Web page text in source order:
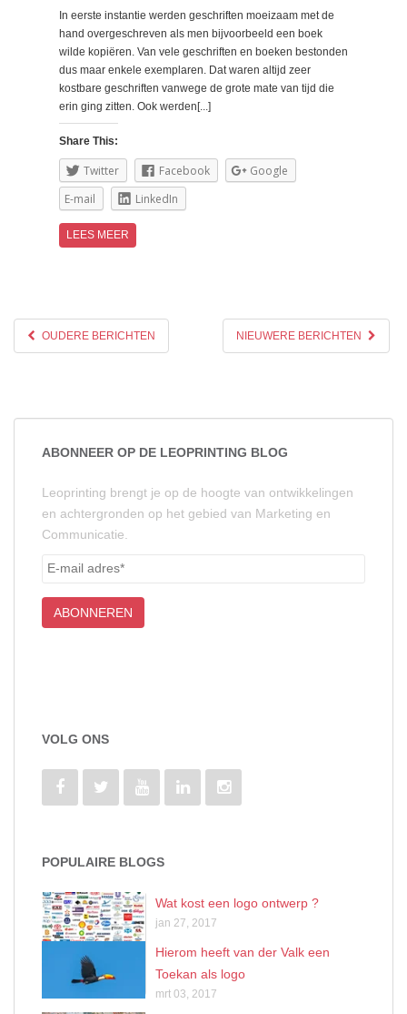
In eerste instantie werden geschriften moeizaam met de
hand overgeschreven als men bijvoorbeeld een boek
wilde kopiëren. Van vele geschriften en boeken bestonden
dus maar enkele exemplaren. Dat waren altijd zeer
kostbare geschriften vanwege de grote mate van tijd die
erin ging zitten. Ook werden[...]
Share This:
Twitter Facebook
Google
E-mail
LinkedIn
LEES MEER
NIEUWERE BERICHTEN
OUDERE BERICHTEN
ABONNEER OP DE LEOPRINTING BLOG
Leoprinting brengt je op de hoogte van ontwikkelingen
en achtergronden op het gebied van Marketing en
Communicatie.
VOLG ONS
POPULAIRE BLOGS
Wat kost een logo ontwerp ?
jan 27, 2017
Hierom heeft van der Valk een
Toekan als logo
mrt 03, 2017